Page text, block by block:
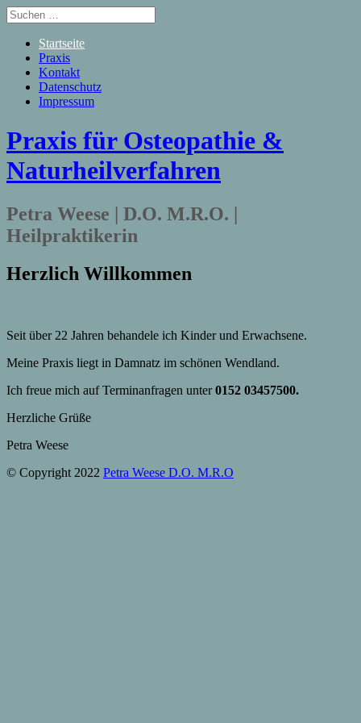
Startseite
Praxis
Kontakt
Datenschutz
Impressum
Praxis für Osteopathie &
Naturheilverfahren
Petra Weese | D.O. M.R.O. |
Heilpraktikerin
Herzlich Willkommen
Seit über 22 Jahren behandele ich Kinder und Erwachsene.
Meine Praxis liegt in Damnatz im schönen Wendland.
Ich freue mich auf Terminanfragen unter0152 03457500.
Herzliche Grüße
Petra Weese
© Copyright 2022 Petra Weese D.O. M.R.O